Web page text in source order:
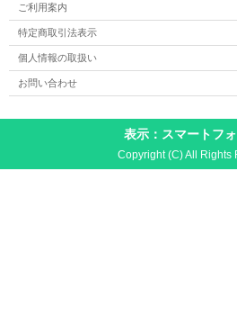
ご利用案内
特定商取引法表示
個人情報の取扱い
お問い合わせ
表示：スマートフォ
Copyright (C) All Rights